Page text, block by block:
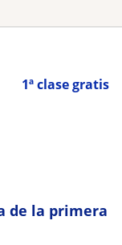
1ª clase gratis
de la primera